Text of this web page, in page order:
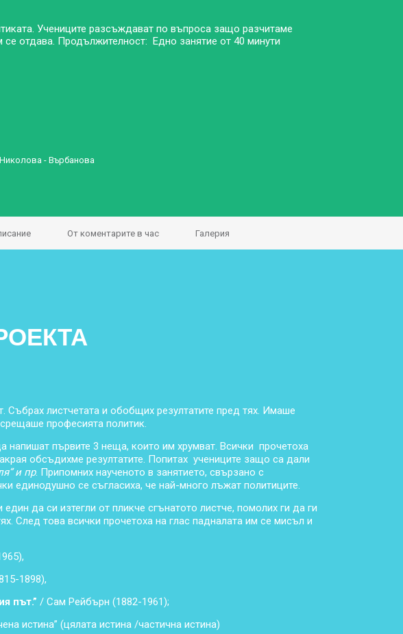
Учениците разсъждават по въпроса защо разчитаме
отдава. Продължителност: Едно занятие от 40 минути
- Върбанова
От коментарите в час Галерия
листчетата и обобщих резултатите пред тях. Имаше
професията политик.
напишат първите 3 неща, които им хрумват. Всички прочетоха
обсъдихме резултатите. Попитах учениците защо са дали
и пр. Припомних наученото в занятието, свързано с
единодушно се съгласиха, че най-много лъжат политиците.
да си изтегли от пликче сгънатото листче, помолих ги да ги
След това всички прочетоха на глас падналата им се мисъл и
1898),
път.” / Сам Рейбърн (1882-1961);
истина” (цялата истина /частична истина)